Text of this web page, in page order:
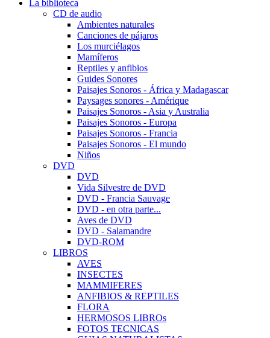
La biblioteca
CD de audio
Ambientes naturales
Canciones de pájaros
Los murciélagos
Mamíferos
Reptiles y anfibios
Guides Sonores
Paisajes Sonoros - África y Madagascar
Paysages sonores - Amérique
Paisajes Sonoros - Asia y Australia
Paisajes Sonoros - Europa
Paisajes Sonoros - Francia
Paisajes Sonoros - El mundo
Niños
DVD
DVD
Vida Silvestre de DVD
DVD - Francia Sauvage
DVD - en otra parte...
Aves de DVD
DVD - Salamandre
DVD-ROM
LIBROS
AVES
INSECTES
MAMMIFERES
ANFIBIOS & REPTILES
FLORA
HERMOSOS LIBROs
FOTOS TECNICAS